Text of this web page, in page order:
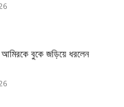
বুকে জড়িয়ে ধরলেন